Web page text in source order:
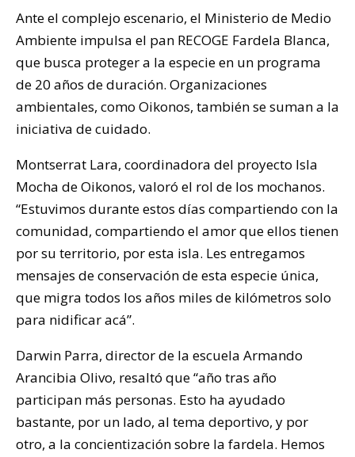
Ante el complejo escenario, el Ministerio de Medio
Ambiente impulsa el pan RECOGE Fardela Blanca,
que busca proteger a la especie en un programa
de 20 años de duración. Organizaciones
ambientales, como Oikonos, también se suman a la
iniciativa de cuidado.
Montserrat Lara, coordinadora del proyecto Isla
Mocha de Oikonos, valoró el rol de los mochanos.
“Estuvimos durante estos días compartiendo con la
comunidad, compartiendo el amor que ellos tienen
por su territorio, por esta isla. Les entregamos
mensajes de conservación de esta especie única,
que migra todos los años miles de kilómetros solo
para nidificar acá”.
Darwin Parra, director de la escuela Armando
Arancibia Olivo, resaltó que “año tras año
participan más personas. Esto ha ayudado
bastante, por un lado, al tema deportivo, y por
otro, a la concientización sobre la fardela. Hemos